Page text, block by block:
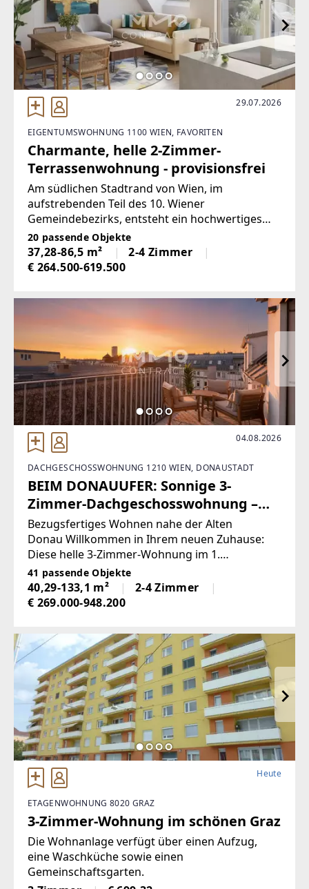
29.07.2026
EIGENTUMSWOHNUNG 1100 WIEN, FAVORITEN
Charmante, helle 2-Zimmer-
Terrassenwohnung - provisionsfrei
Am südlichen Stadtrand von Wien, im
aufstrebenden Teil des 10. Wiener
Gemeindebezirks, entsteht ein hochwertiges
Neubauprojekt mit 39 stilvollen Eigentums- und
Vorsorgewohnungen. Die Lage vereint urbane
Infrastruktur mit naturnahem Ambiente und
20 passende Objekte
37,28-86,5 m²
2-4 Zimmer
€ 264.500-619.500
04.08.2026
DACHGESCHOSSWOHNUNG 1210 WIEN, DONAUSTADT
BEIM DONAUUFER: Sonnige 3-
Zimmer-Dachgeschosswohnung –
Erstbezug
Bezugsfertiges Wohnen nahe der Alten
Donau Willkommen in Ihrem neuen Zuhause:
Diese helle 3-Zimmer-Wohnung im 1.
Dachgeschoss überzeugt mit rund 65 m²
Wohnfläche und einer durchdachten
Raumaufteilung – perfekt für Paare oder
41 passende Objekte
40,29-133,1 m²
2-4 Zimmer
€ 269.000-948.200
Heute
ETAGENWOHNUNG 8020 GRAZ
3-Zimmer-Wohnung im schönen Graz
Die Wohnanlage verfügt über einen Aufzug,
eine Waschküche sowie einen
Gemeinschaftsgarten.